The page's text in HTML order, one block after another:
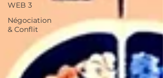
WEB 3
Négociation
& Conflit